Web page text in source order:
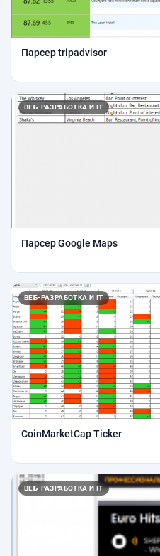
Парсер tripadvisor
ВЕБ-РАЗРАБОТКА И IT
Парсер Google Maps
ВЕБ-РАЗРАБОТКА И IT
CoinMarketCap Ticker
ВЕБ-РАЗРАБОТКА И IT